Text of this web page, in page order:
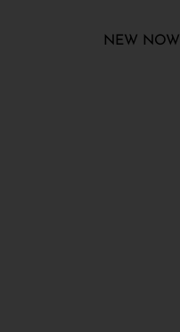
NEW NOW